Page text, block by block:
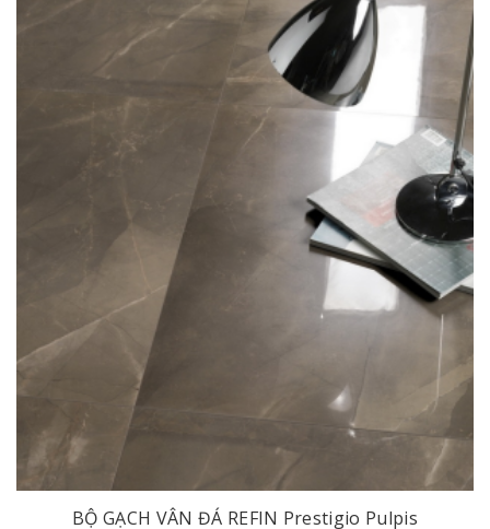
BỘ GẠCH VÂN ĐÁ REFIN Prestigio Pulpis